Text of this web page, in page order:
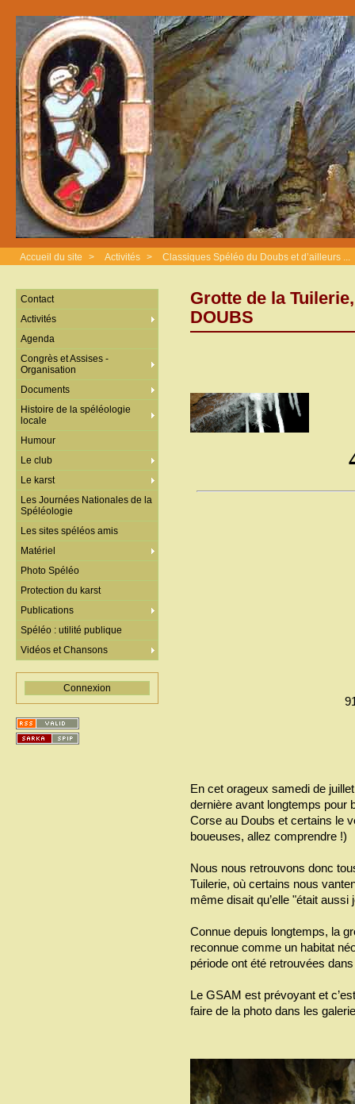
Accueil du site > Activités > Classiques Spéléo du Doubs et d’ailleurs ...
Grotte de la
DOUBS
En cet orageux samedi de
dernière avant longtemps pour
Corse au Doubs et certains le
boueuses, allez comprendre !)
Nous nous retrouvons donc
Tuilerie, où certains nous
même disait qu’elle "était
Connue depuis longtemps, la
reconnue comme un habitat
période ont été retrouvées
Le GSAM est prévoyant et
faire de la photo dans les
Contact
Activités
Agenda
Congrès et Assises -
Organisation
Documents
Histoire de la spéléologie
locale
Humour
Le club
Le karst
Les Journées Nationales de la
Spéléologie
Les sites spéléos amis
Matériel
Photo Spéléo
Protection du karst
Publications
Spéléo : utilité publique
Vidéos et Chansons
Connexion